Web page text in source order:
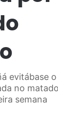
evitábase
no
semana